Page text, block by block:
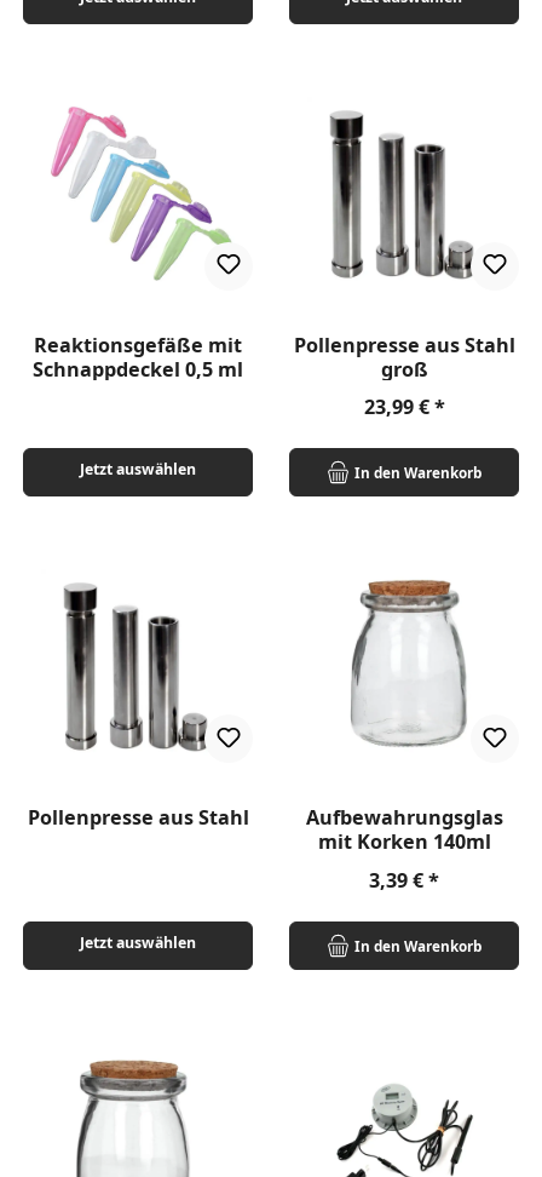
Reaktionsgefäße mit
Schnappdeckel 0,5 ml
Jetzt auswählen
Pollenpresse aus Stahl
groß
Regulärer Preis:
23,99 €
In den Warenkorb
Pollenpresse aus Stahl
Jetzt auswählen
Aufbewahrungsglas
mit Korken 140ml
Regulärer Preis:
3,39 €
In den Warenkorb